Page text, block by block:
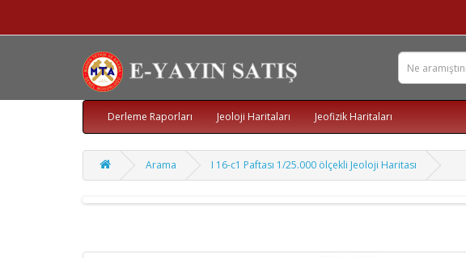
Derleme Raporları Jeoloji Haritaları Jeofizik Haritaları
Arama I 16-c1 Paftası 1/25.000 ölçekli Jeoloji Haritası